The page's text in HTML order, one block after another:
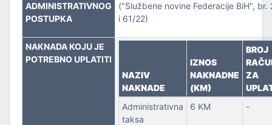
I SAOBRAĆAJ
ADMINISTRATIVNOG
POSTUPKA
("Službene novine Federacije BiH",
i 61/22)
NAKNADA KOJU JE
POTREBNO UPLATITI
NAZIV
NAKNADE
IZNOS
NAKNADNE
(KM)
BROJ
ZA
Administrativna
taksa
6 KM -